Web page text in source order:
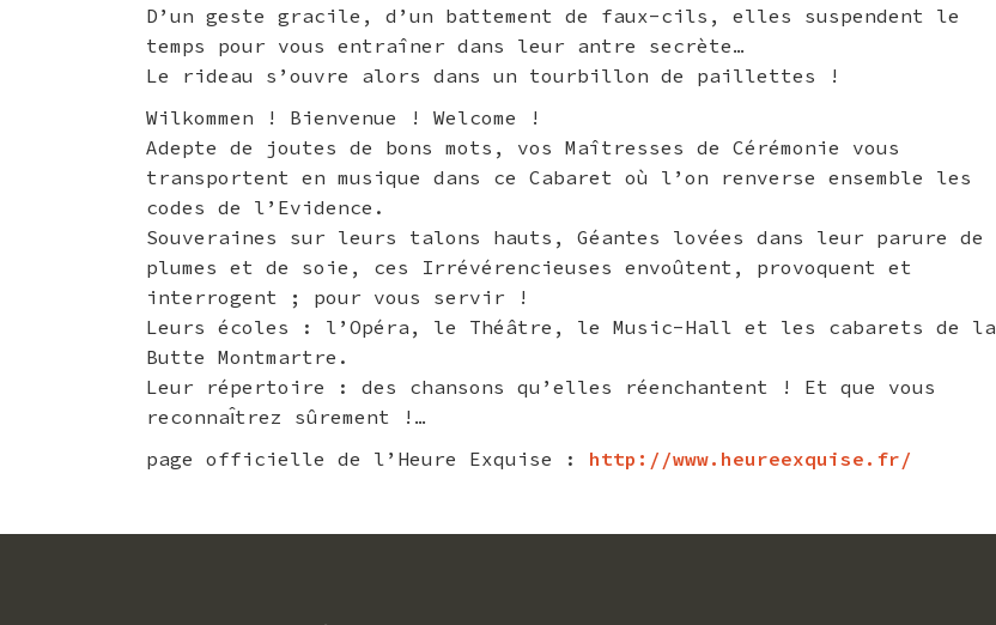
D’un geste gracile, d’un battement de faux-cils, elles suspendent le
temps pour vous entraîner dans leur antre secrète…
Le rideau s’ouvre alors dans un tourbillon de paillettes !
Wilkommen ! Bienvenue ! Welcome !
Adepte de joutes de bons mots, vos Maîtresses de Cérémonie vous
transportent en musique dans ce Cabaret où l’on renverse ensemble les
codes de l’Evidence.
Souveraines sur leurs talons hauts, Géantes lovées dans leur parure de
plumes et de soie, ces Irrévérencieuses envoûtent, provoquent et
interrogent ; pour vous servir !
Leurs écoles : l’Opéra, le Théâtre, le Music-Hall et les cabarets de la
Butte Montmartre.
Leur répertoire : des chansons qu’elles réenchantent ! Et que vous
reconnaı̂trez sûrement !…
page officielle de l’Heure Exquise :
http://www.heureexquise.fr/